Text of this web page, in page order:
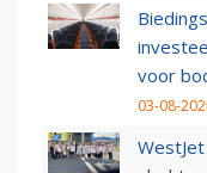
voor
03-08-